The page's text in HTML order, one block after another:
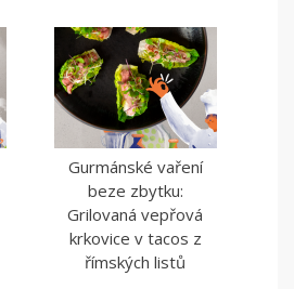
Gurmánské vaření
beze zbytku:
Grilovaná vepřová
krkovice v tacos z
římských listů